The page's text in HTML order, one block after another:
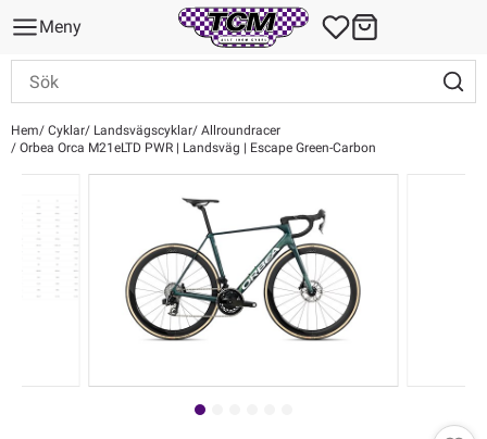
Meny
Hem Cyklar Landsvägscyklar Allroundracer
Orbea Orca M21eLTD PWR | Landsväg | Escape Green-Carbon